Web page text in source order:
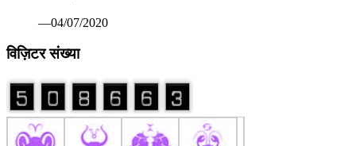
—04/07/2020
विज़िटर संख्या